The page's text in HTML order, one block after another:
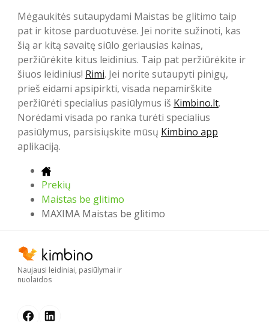
Mėgaukitės sutaupydami Maistas be glitimo taip
pat ir kitose parduotuvėse. Jei norite sužinoti, kas
šią ar kitą savaitę siūlo geriausias kainas,
peržiūrėkite kitus leidinius. Taip pat peržiūrėkite ir
šiuos leidinius! Rimi. Jei norite sutaupyti pinigų,
prieš eidami apsipirkti, visada nepamirškite
peržiūrėti specialius pasiūlymus iš Kimbino.lt.
Norėdami visada po ranka turėti specialius
pasiūlymus, parsisiųskite mūsų Kimbino app
aplikaciją.
Prekių
Maistas be glitimo
MAXIMA Maistas be glitimo
Naujausi leidiniai, pasiūlymai ir
nuolaidos